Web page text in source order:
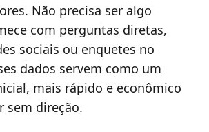
Não precisa ser algo
com perguntas diretas,
sociais ou enquetes no
dados servem como um
mais rápido e econômico
sem direção.